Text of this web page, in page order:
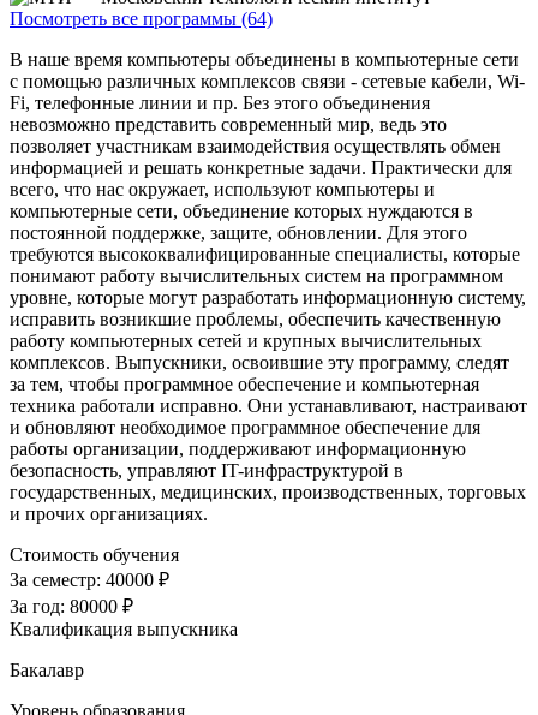
Посмотреть все программы (64)
В наше время компьютеры объединены в компьютерные сети
с помощью различных комплексов связи - сетевые кабели, Wi-
Fi, телефонные линии и пр. Без этого объединения
невозможно представить современный мир, ведь это
позволяет участникам взаимодействия осуществлять обмен
информацией и решать конкретные задачи. Практически для
всего, что нас окружает, используют компьютеры и
компьютерные сети, объединение которых нуждаются в
постоянной поддержке, защите, обновлении. Для этого
требуются высококвалифицированные специалисты, которые
понимают работу вычислительных систем на программном
уровне, которые могут разработать информационную систему,
исправить возникшие проблемы, обеспечить качественную
работу компьютерных сетей и крупных вычислительных
комплексов. Выпускники, освоившие эту программу, следят
за тем, чтобы программное обеспечение и компьютерная
техника работали исправно. Они устанавливают, настраивают
и обновляют необходимое программное обеспечение для
работы организации, поддерживают информационную
безопасность, управляют IT-инфраструктурой в
государственных, медицинских, производственных, торговых
и прочих организациях.
Стоимость обучения
За семестр: 40000 ₽
За год: 80000 ₽
Квалификация выпускника
Бакалавр